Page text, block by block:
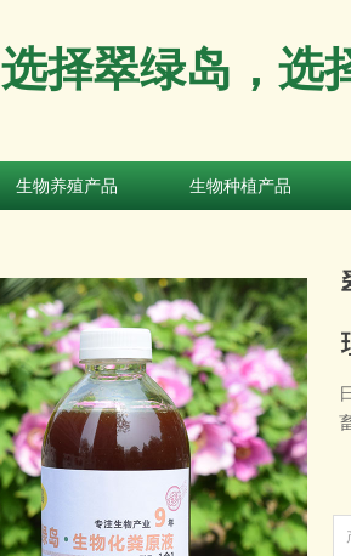
选择翠绿岛，选
生物养殖产品 生物种植产品